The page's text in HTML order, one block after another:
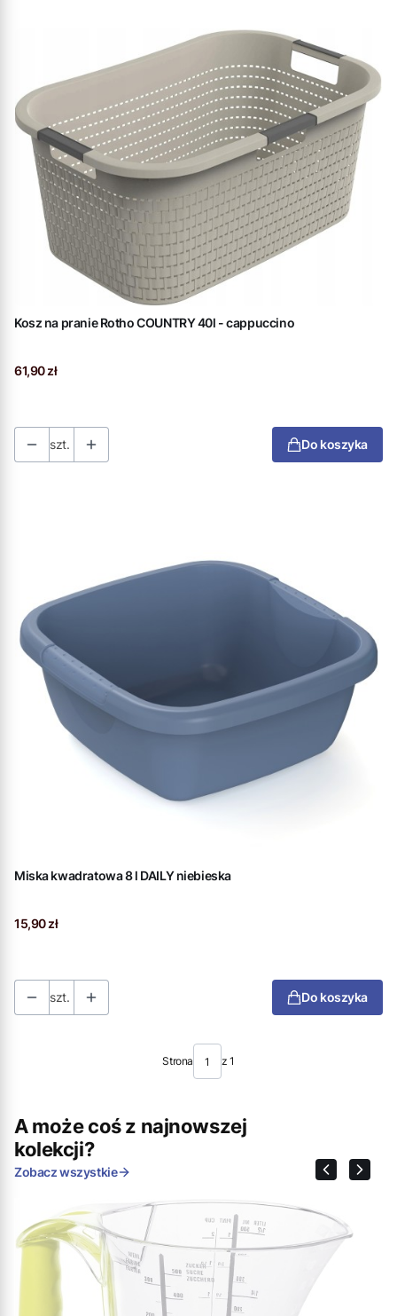
Kosz na pranie Rotho COUNTRY 40l - cappuccino
Cena
61,90 zł
szt. Do koszyka
Miska kwadratowa 8 l DAILY niebieska
Cena
15,90 zł
szt. Do koszyka
Strona z 1
A może coś z najnowszej
kolekcji?
Zobacz wszystkie